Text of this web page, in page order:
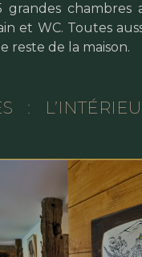
chambres
et WC. Toutes
reste de la maison.
: